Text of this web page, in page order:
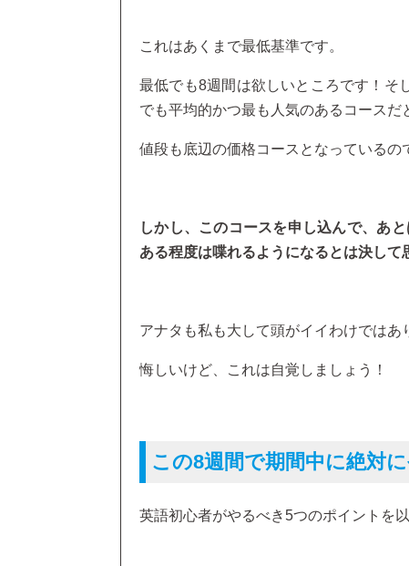
これはあくまで最低基準です。
最低でも8週間は欲しいところです！そ
でも平均的かつ最も人気のあるコースだ
値段も底辺の価格コースとなっているの
しかし、このコースを申し込んで、あ
ある程度は喋れるようになるとは決して
アナタも私も大して頭がイイわけではあ
悔しいけど、これは自覚しましょう！
この8週間で期間中に絶対
英語初心者がやるべき5つのポイントを